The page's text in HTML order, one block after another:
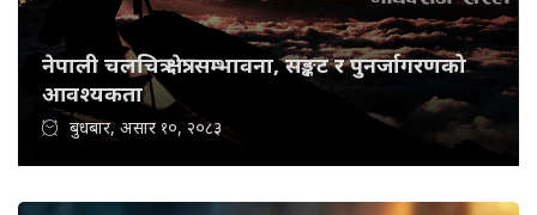
नेपाली चलचित्र क्षेत्र: सम्भावना, सङ्कट र पुनर्जागरणको
आवश्यकता
बुधबार, असार १०, २०८३